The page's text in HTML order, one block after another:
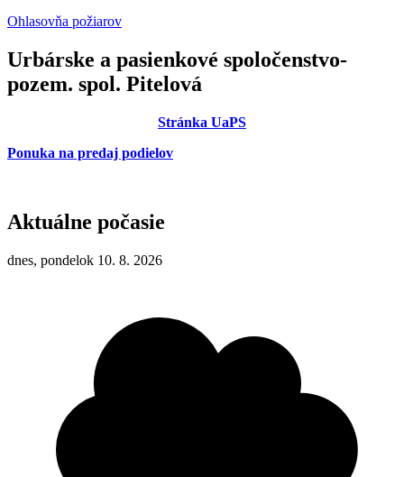
Ohlasovňa požiarov
Urbárske a pasienkové spoločenstvo-
pozem. spol. Pitelová
Stránka UaPS
Ponuka na predaj podielov
Aktuálne počasie
dnes, pondelok 10. 8. 2026